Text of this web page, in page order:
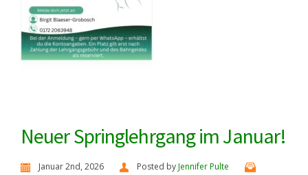
Neuer Springlehrgang im Januar!
Januar 2nd, 2026 Posted byJennifer Pulte